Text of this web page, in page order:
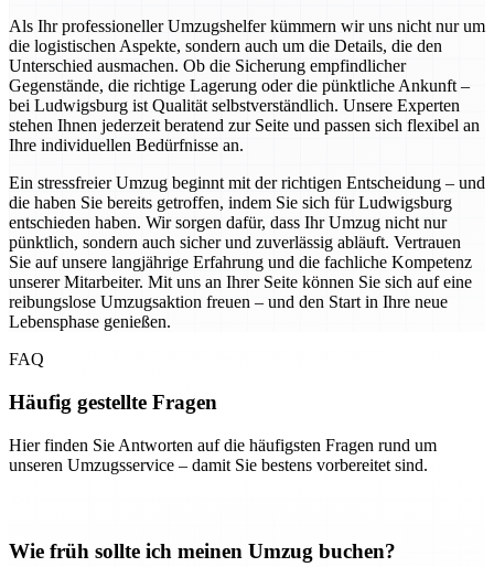
Als Ihr professioneller Umzugshelfer kümmern wir uns nicht nur um
die logistischen Aspekte, sondern auch um die Details, die den
Unterschied ausmachen. Ob die Sicherung empfindlicher
Gegenstände, die richtige Lagerung oder die pünktliche Ankunft –
bei Ludwigsburg ist Qualität selbstverständlich. Unsere Experten
stehen Ihnen jederzeit beratend zur Seite und passen sich flexibel an
Ihre individuellen Bedürfnisse an.
Ein stressfreier Umzug beginnt mit der richtigen Entscheidung – und
die haben Sie bereits getroffen, indem Sie sich für Ludwigsburg
entschieden haben. Wir sorgen dafür, dass Ihr Umzug nicht nur
pünktlich, sondern auch sicher und zuverlässig abläuft. Vertrauen
Sie auf unsere langjährige Erfahrung und die fachliche Kompetenz
unserer Mitarbeiter. Mit uns an Ihrer Seite können Sie sich auf eine
reibungslose Umzugsaktion freuen – und den Start in Ihre neue
Lebensphase genießen.
FAQ
Häufig gestellte Fragen
Hier finden Sie Antworten auf die häufigsten Fragen rund um
unseren Umzugsservice – damit Sie bestens vorbereitet sind.
Wie früh sollte ich meinen Umzug buchen?